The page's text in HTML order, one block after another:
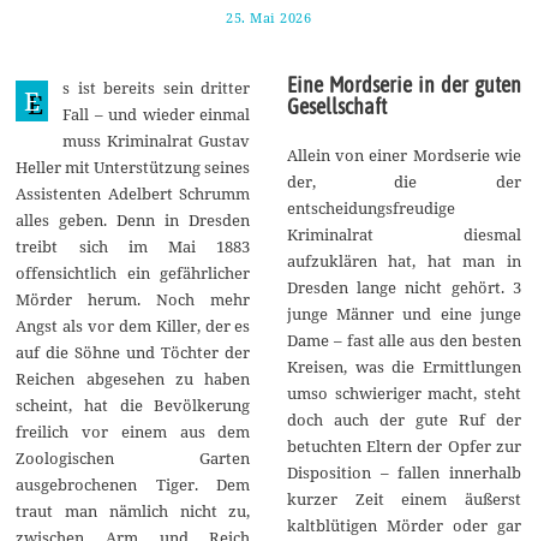
25. Mai 2026
n
i
2
6
E
s ist bereits sein dritter
Fall – und wieder einmal
muss Kriminalrat Gustav
Heller mit Unterstützung seines
Assistenten Adelbert Schrumm
alles geben. Denn in Dresden
treibt sich im Mai 1883
offensichtlich ein gefährlicher
Mörder herum. Noch mehr
Angst als vor dem Killer, der es
auf die Söhne und Töchter der
Reichen abgesehen zu haben
scheint, hat die Bevölkerung
freilich vor einem aus dem
Zoologischen Garten
ausgebrochenen Tiger. Dem
traut man nämlich nicht zu,
Eine Mordserie in der guten
Gesellschaft
Allein von einer Mordserie wie
der, die der
entscheidungsfreudige
Kriminalrat diesmal
aufzuklären hat, hat man in
Dresden lange nicht gehört. 3
junge Männer und eine junge
Dame – fast alle aus den besten
Kreisen, was die Ermittlungen
umso schwieriger macht, steht
doch auch der gute Ruf der
betuchten Eltern der Opfer zur
Disposition – fallen innerhalb
kurzer Zeit einem äußerst
kaltblütigen Mörder oder gar